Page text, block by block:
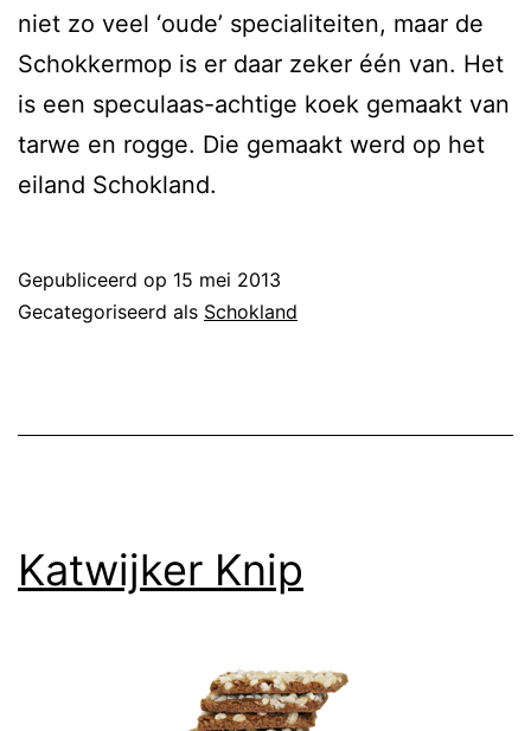
niet zo veel ‘oude’ specialiteiten, maar de
Schokkermop is er daar zeker één van. Het
is een speculaas-achtige koek gemaakt van
tarwe en rogge. Die gemaakt werd op het
eiland Schokland.
Gepubliceerd op 15 mei 2013
Gecategoriseerd als Schokland
Katwijker Knip